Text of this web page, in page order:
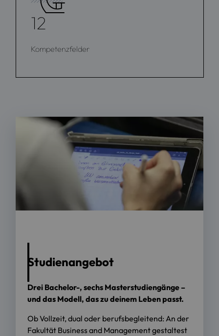
12
Kompetenzfelder
Studienangebot
Drei Bachelor-, sechs Masterstudiengänge –
und das Modell, das zu deinem Leben passt.
Ob Vollzeit, dual oder berufsbegleitend: An der
Fakultät Business and Management gestaltest